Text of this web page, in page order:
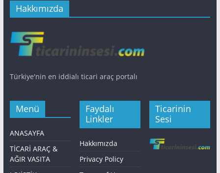
Hakkımızda
Türkiye'nin en iddialı ticari araç portalı
Menü
ANASAYFA
TİCARİ ARAÇ &
AĞIR VASITA
Faydalı
Linkler
Hakkımızda
Privacy Policy
Ticarinin
Sesi